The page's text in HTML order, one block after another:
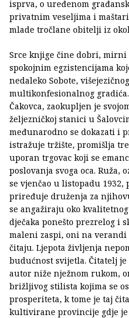
isprva, o uređenom
privatnim veseljima i
mlade tročlane obitelji iz
Srce knjige čine dobri,
spokojnim egzistencijama
nedaleko Sobote,
multikonfesionalnog
Čakovca, zaokupljen je
željezničkoj stanici u
međunarodno se dokazati i
istražuje tržište, promišlja
uporan trgovac koji se
poslovanja svoga oca. Ruža,
se vjenčao u listopadu 1932,
priređuje druženja za
se angažiraju oko
dječaka ponešto prezrelog i
maleni zaspi, oni na
čitaju. Ljepota življenja
budućnost svijetla. Čitatelj
autor niže nježnom rukom,
brižljivog stilista kojima se
prosperiteta, k tome je taj
kultivirane provincije gdje